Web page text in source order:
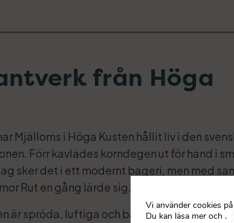
från Höga
Mjälloms i Höga Kusten hållit liv i den
Förr kavlades korndegen ut för hand i
sker det i ett modernt bageri, men med
Rut en gång lärde sig.
är spröda, luftiga och bakade med
Vi använder cookies
Du kan läsa mer och .